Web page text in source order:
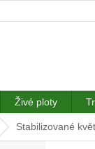
Živé ploty
Stabilizované